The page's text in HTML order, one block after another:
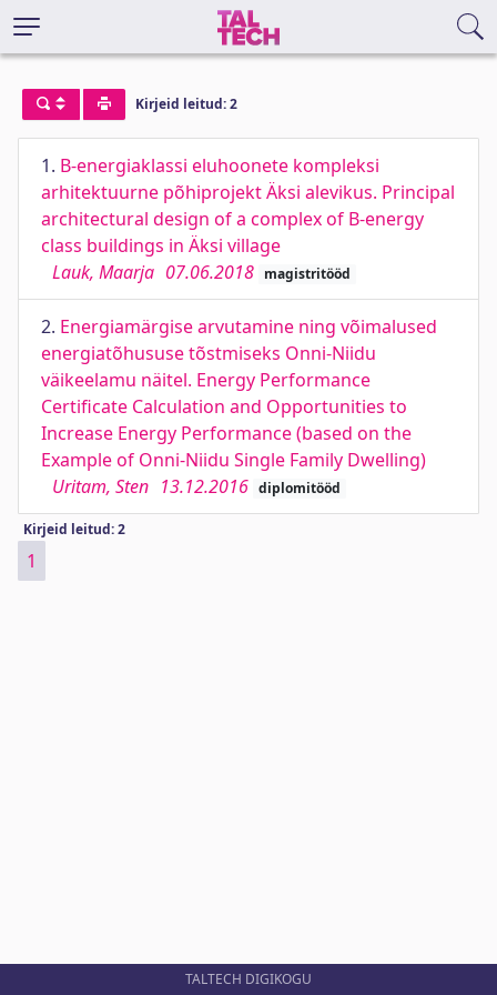
Kirjeid leitud: 2
1. B-energiaklassi eluhoonete kompleksi
arhitektuurne põhiprojekt Äksi alevikus. Principal
architectural design of a complex of B-energy
class buildings in Äksi village
Lauk, Maarja 07.06.2018 magistritööd
2. Energiamärgise arvutamine ning võimalused
energiatõhususe tõstmiseks Onni-Niidu
väikeelamu näitel. Energy Performance
Certificate Calculation and Opportunities to
Increase Energy Performance (based on the
Example of Onni-Niidu Single Family Dwelling)
Uritam, Sten 13.12.2016 diplomitööd
Kirjeid leitud: 2
1
TALTECH DIGIKOGU